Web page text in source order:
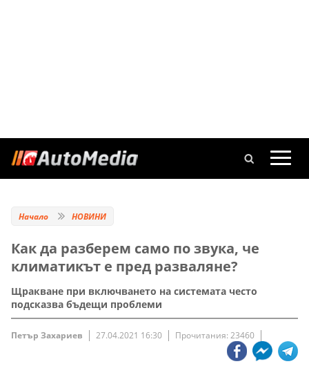
Начало НОВИНИ
Как да разберем само по звука, че
климатикът е пред разваляне?
Щракване при включването на системата често
подсказва бъдещи проблеми
Петър Захариев 27.04.2021 16:30 Прочитания: 23460